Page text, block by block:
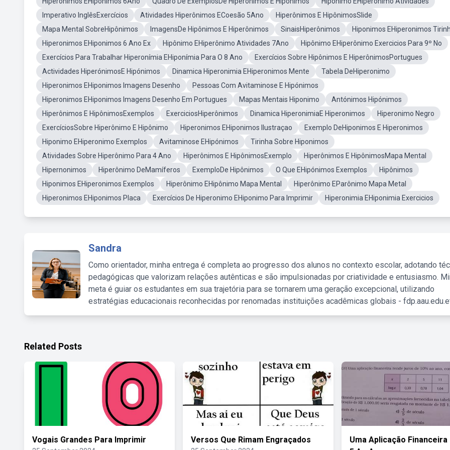
Imperativo InglêsExercícios
Atividades Hiperônimos ECoesão 5Ano
Hiperônimos E HipônimosSlide
Mapa Mental SobreHipônimos
ImagensDe Hipônimos E Hiperônimos SinaisHiperônimos
Hiponimos EHiperonimos
Hiperonimos EHiponimos 6 Ano Ex
Hipônimo EHiperônimo Atividades 7Ano
Hipônimo EHiperônimo Exercicios Para 9º No
Exercícios Para Trabalhar Hiperonímia EHiponímia Para O 8 Ano
Exercícios Sobre Hipônimos E HiperônimosPortugues
Actividades HiperónimosE Hipónimos
Dinamica Hiperonimia EHiperonimos Mente
Tabela DeHiperonimo
Hiperonimos EHiponimos Imagens Desenho
Pessoas Com Avitaminose E Hipónimos
Hiperonimos EHiponimos Imagens Desenho Em Portugues
Mapas Mentais Hiponimo
Antónimos Hipónimos
Hiperônimos E HipônimosExemplos
ExerciciosHiperônimos Dinamica HiperonimiaE Hiperonimos
Hiperonimo Negro
ExercíciosSobre Hiperônimo E Hipônimo
Hiperonimos EHiponimos Ilustraçao
Exemplo DeHiponimos E Hiperonimos
Hiponimo EHiperonimo Exemplos
Avitaminose EHipónimos
Tirinha Sobre Hiponimos
Atividades Sobre Hiperônimo Para 4 Ano
Hiperônimos E HipônimosExemplo
Hiperônimos E HipônimosMapa Mental
Hipernonimos
Hiperônimo DeMamíferos ExemploDe Hipônimos O Que EHipónimos Exemplos
Hipônimos
Hiponimos EHiperonimos Exemplos
Hiperônimo EHipônimo Mapa Mental
Hiperônimo EParônimo Mapa Metal
Hiperonimos EHiponimos Placa
Exercícios De Hiperonimo EHiponimo Para Imprimir Hiperonimia EHiponimia Exercicios
Sandra
Como orientador, minha entrega é completa ao progresso dos alunos no contexto escolar, adotando
pedagógicas que valorizam relações autênticas e são impulsionadas por criatividade e entusiasmo.
meta é guiar os estudantes em sua trajetória para se tornarem uma geração excepcional, utilizando
estratégias educacionais reconhecidas por renomadas instituições acadêmicas globais -
Related Posts
Vogais Grandes Para Imprimir Versos Que Rimam Engraçados
Uma Aplicação Financeira